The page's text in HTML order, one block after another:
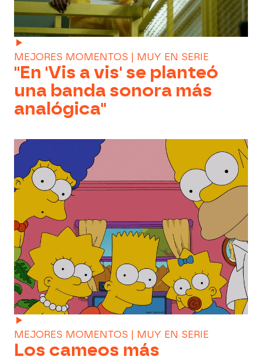
MEJORES MOMENTOS | MUY EN SERIE
"En 'Vis a vis' se planteó
una banda sonora más
analógica"
MEJORES MOMENTOS | MUY EN SERIE
Los cameos más